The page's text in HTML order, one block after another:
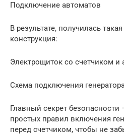
Подключение автоматов
В результате, получилась
конструкция:
Электрощиток со счетчиком и
Схема подключения
Главный секрет
простых правил включения
перед счетчиком, чтобы не